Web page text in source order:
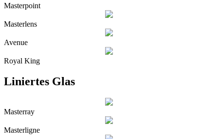
Masterpoint
Masterlens
Avenue
Royal King
Liniertes Glas
Masterray
Masterligne